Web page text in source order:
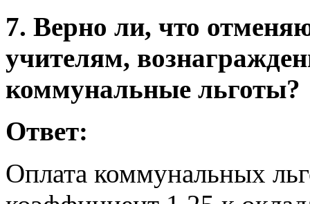
7. Верно ли, что
учителям,
коммунальные льготы?
Ответ:
Оплата коммунальных